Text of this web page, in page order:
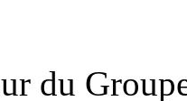
du